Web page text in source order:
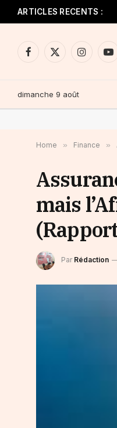
ARTICLES RECENTS :
Facebook
X
Instagram
dimanche 9 août
Home » Finance »
mais
Par Rédaction